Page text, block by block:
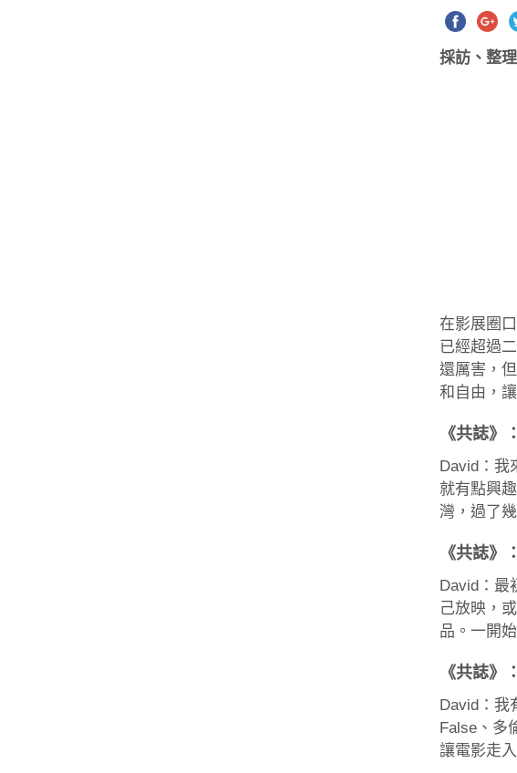
採訪、整
在影展圈
已經超過
還厲害，
和自由，
《共誌》
David：我
就有點興
灣，過了
《共誌》
David：最
己放映，
品。一開
《共誌》
David：我
False、多
讓電影走